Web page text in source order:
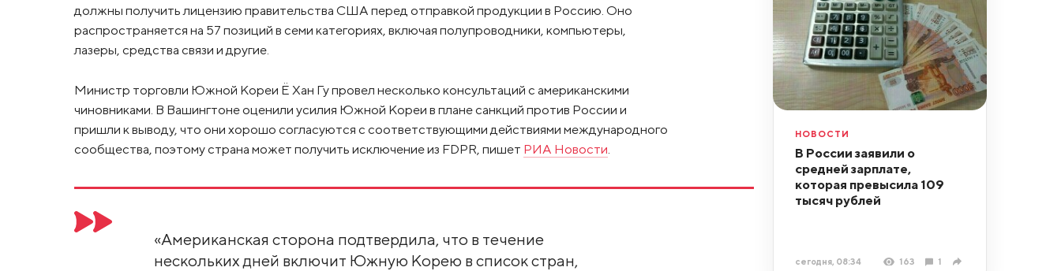
должны получить лицензию правительства США перед отправкой продукции в Россию. Оно
распространяется на 57 позиций в семи категориях, включая полупроводники, компьютеры,
лазеры, средства связи и другие.
Министр торговли Южной Кореи Ё Хан Гу провел несколько консультаций с американскими
чиновниками. В Вашингтоне оценили усилия Южной Кореи в плане санкций против России и
пришли к выводу, что они хорошо согласуются с соответствующими действиями международного
сообщества, поэтому страна может получить исключение из FDPR, пишет РИА Новости
«Американская сторона подтвердила, что в течение
нескольких дней включит Южную Корею в список стран,
НОВОСТИ
В России заявили о
средней зарплате,
которая превысила 109
тысяч рублей
сегодня, 08:34 163 1